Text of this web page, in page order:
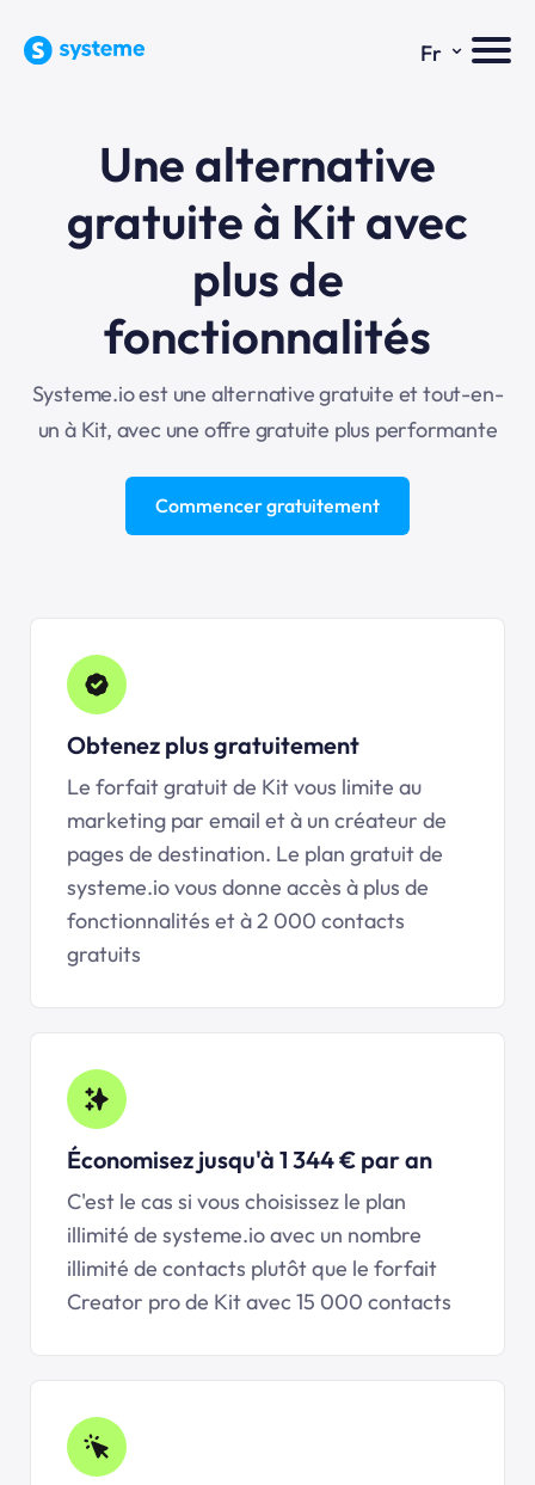
Fr ⌄
Une alternative
gratuite à Kit avec
plus de
fonctionnalités
Systeme.io est une alternative gratuite et tout-en-
un à Kit, avec une offre gratuite plus performante
Commencer gratuitement
Obtenez plus gratuitement
Le forfait gratuit de Kit vous limite au
marketing par email et à un créateur de
pages de destination. Le plan gratuit de
systeme.io vous donne accès à plus de
fonctionnalités et à 2 000 contacts
gratuits
Économisez jusqu'à 1 344 € par an
C'est le cas si vous choisissez le plan
illimité de systeme.io avec un nombre
illimité de contacts plutôt que le forfait
Creator pro de Kit avec 15 000 contacts